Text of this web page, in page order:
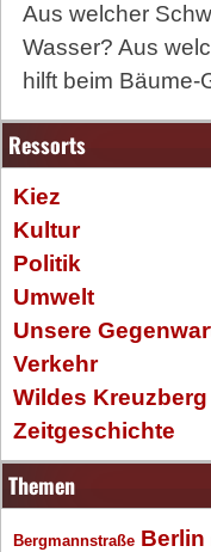
Aus welcher
Wasser? Aus
hilft beim Bäume-
Ressorts
Kiez
Kultur
Politik
Umwelt
Unsere
Verkehr
Wildes Kreuzberg
Zeitgeschichte
Themen
Bergmannstraße Berlin